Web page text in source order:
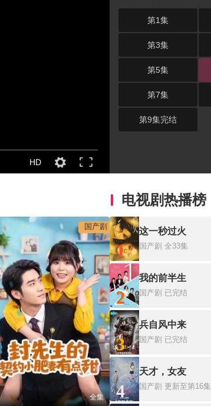
HD
第1集
第3集
第5集
第7集
第9集完结
国产剧
全集
电视剧热播榜
1
这一秒过火
国产剧 全33集
2
我的前半生
国产剧 已完结
3
兵自风中来
国产剧 已完结
4
天才，女友
国产剧 更新至第16集